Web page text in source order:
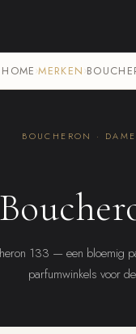
HOME›MERKEN›
BOUCHERON ·
133 — een bloemig
parfumwinkels voor